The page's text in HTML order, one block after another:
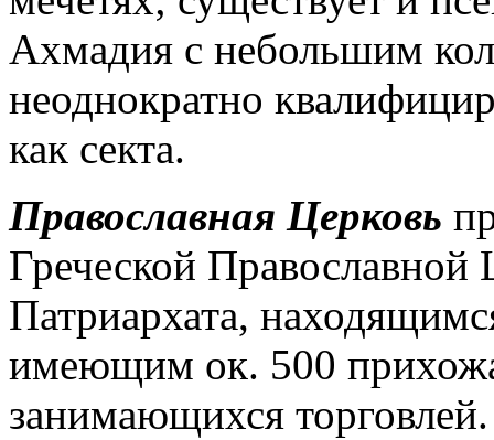
Ахмадия с небольшим
неоднократно
как секта.
Православная Церковь
Греческой Православной
Патриархата,
имеющим ок. 500
занимающихся торговлей.